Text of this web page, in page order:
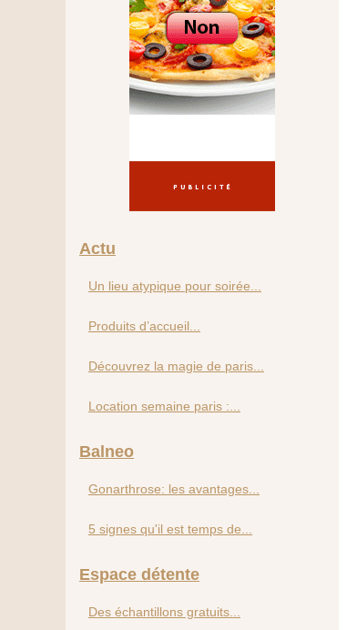
Actu
Un lieu atypique pour soirée...
Produits d’accueil...
Découvrez la magie de paris...
Location semaine paris :...
Balneo
Gonarthrose: les avantages...
5 signes qu'il est temps de...
Espace détente
Des échantillons gratuits...